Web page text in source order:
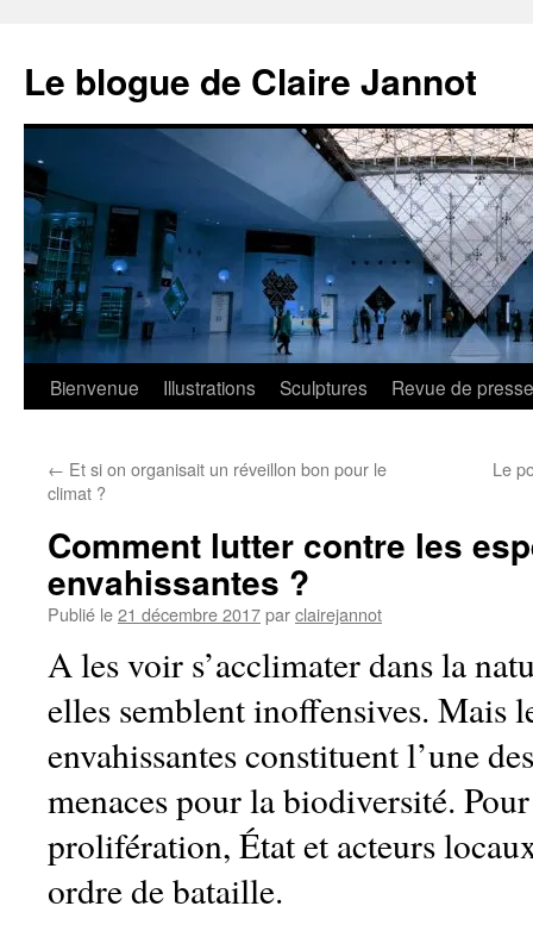
contenu
Le blogue de Claire Jannot
Bienvenue Illustrations Sculptures Revue de presse
← Et si on organisait un réveillon bon pour le
climat ?
Le
Comment lutter contre les
envahissantes ?
Publié le21 décembre 2017parclairejannot
A les voir s’acclimater dans la
elles semblent inoffensives. Mais
envahissantes constituent l’une
menaces pour la biodiversité.
prolifération, État et acteurs
ordre de bataille.